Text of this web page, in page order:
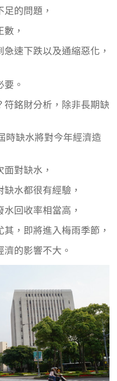
的問題，
，
速下跌以及通縮惡化，
。
符銘財分析，除非長期缺
時缺水將對今年經濟造
對缺水，
水都很有經驗，
回收率相當高，
，即將進入梅雨季節，
的影響不大。